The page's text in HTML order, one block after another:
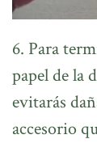
6. Para
papel de la
evitarás
accesorio